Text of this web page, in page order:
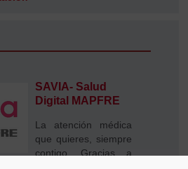
SAVIA- Salud
Digital MAPFRE
La atención médica
que quieres, siempre
contigo. Gracias a